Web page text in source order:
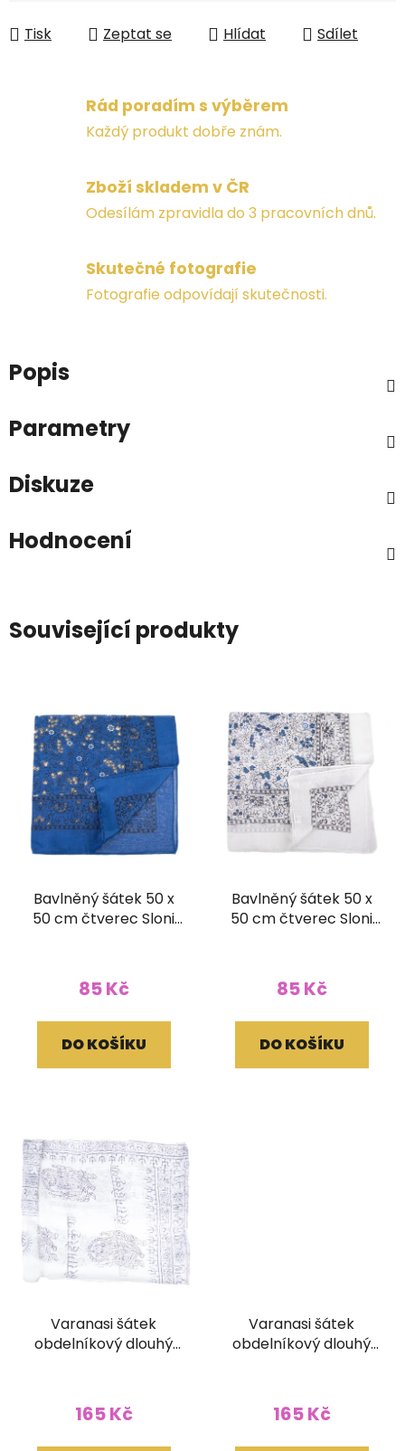
Tisk Zeptat se Hlídat Sdílet
Rád poradím s výběrem
Každý produkt dobře znám.
Zboží skladem v ČR
Odesílám zpravidla do 3 pracovních dnů.
Skutečné fotografie
Fotografie odpovídají skutečnosti.
Popis
Parametry
Diskuze
Hodnocení
Související produkty
Bavlněný šátek 50 x
50 cm čtverec Sloni
85 Kč
DO KOŠÍKU
Bavlněný šátek 50 x
50 cm čtverec Sloni
85 Kč
DO KOŠÍKU
Varanasi šátek
obdelníkový dlouhý
165 Kč
Varanasi šátek
obdelníkový dlouhý
165 Kč